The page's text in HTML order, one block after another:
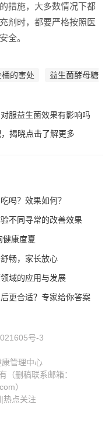
措施，大多数情况下都
剂时，都要严格按照医
全。
的害处
益生菌酵母糖
服益生菌效果有影响吗
揭晓点击了解更多
吗？效果如何？
不同寻常的改善效果
康度夏
畅，家长放心
域的应用与发展
更合适？专家给你答案
号-3
管理中心
（删稿联系邮箱：
）
|热点关注